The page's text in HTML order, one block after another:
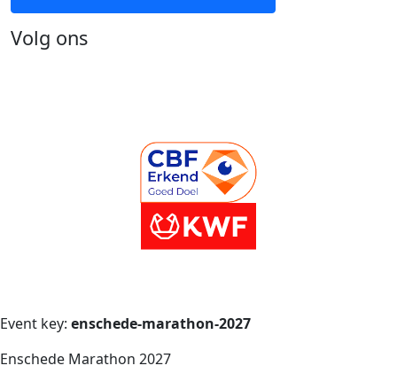
Volg ons
Event key: enschede-marathon-2027
Enschede Marathon 2027